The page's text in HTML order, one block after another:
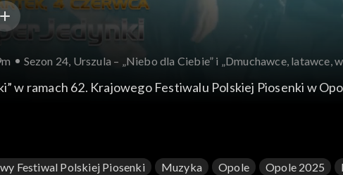
Sezon 24, Urszula – „Niebo dla Ciebie” i „Dmuchawce, latawce,
w ramach 62. Krajowego Festiwalu Polskiej Piosenki w
Festiwal Polskiej Piosenki Muzyka Opole Opole 2025